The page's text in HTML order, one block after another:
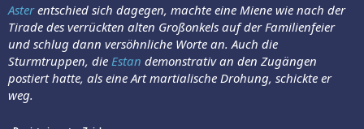
Asterentschied sich dagegen, machte eine Miene wie nach der
Tirade des verrückten alten Großonkels auf der Familienfeier
und schlug dann versöhnliche Worte an. Auch die
Sturmtruppen, die Estan demonstrativ an den Zugängen
postiert hatte, als eine Art martialische Drohung, schickte er
weg.